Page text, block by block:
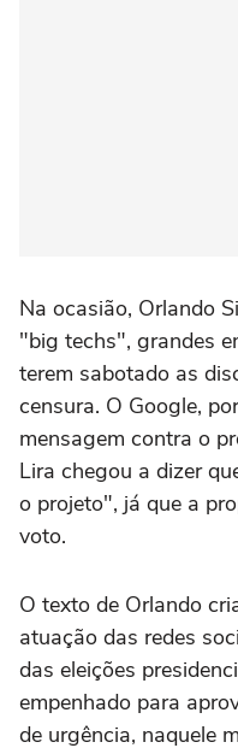
Na ocasião, Orlando
"big techs", grandes
terem sabotado as
censura. O Google,
mensagem contra o
Lira chegou a dizer
o projeto", já que a
voto.
O texto de Orlando
atuação das redes
das eleições
empenhado para
de urgência, naquele